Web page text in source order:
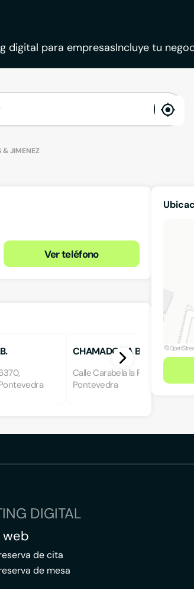
digital para empresasIncluye tu
& JIMENEZ
Ver teléfono
CHAMADOIRA BETANZOS, P.
Calle Carabela la Pinta 14, 1º D,
Pontevedra
DIGITAL
web
de cita
de mesa